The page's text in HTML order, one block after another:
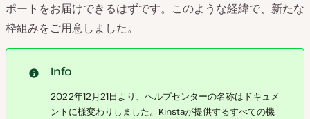
ポートをお届けできるはずです。このような経緯で、新たな
枠組みをご用意しました。
Info
2022年12月21日より、ヘルプセンターの名称はドキュメ
ントに様変わりしました。Kinstaが提供するすべての機